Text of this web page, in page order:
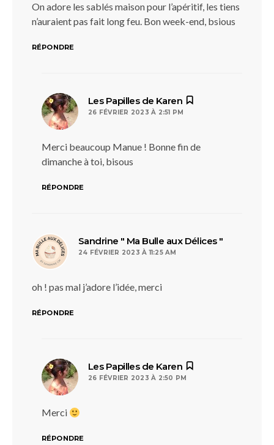
On adore les sablés maison pour l’apéritif, les tiens
n’auraient pas fait long feu. Bon week-end, bsious
RÉPONDRE
Les Papilles de Karen
26 FÉVRIER 2023 À 2:51 PM
Merci beaucoup Manue ! Bonne fin de
dimanche à toi, bisous
RÉPONDRE
Sandrine " Ma Bulle aux Délices "
24 FÉVRIER 2023 À 11:25 AM
oh ! pas mal j’adore l’idée, merci
RÉPONDRE
Les Papilles de Karen
26 FÉVRIER 2023 À 2:50 PM
Merci
RÉPONDRE